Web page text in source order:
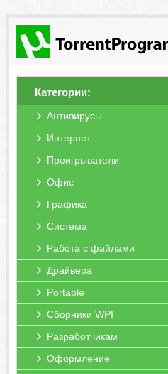
Категории:
Антивирусы
Интернет
Проигрыватели
Офис
Графика
Система
Работа с файлами
Драйвера
Portable
Сборники WPI
Разработчикам
Оформление